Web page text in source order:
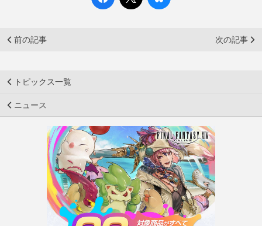
前の記事 次の記事
トピックス一覧
ニュース